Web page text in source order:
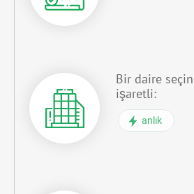
Bir daire seçin
işaretli:
anlık